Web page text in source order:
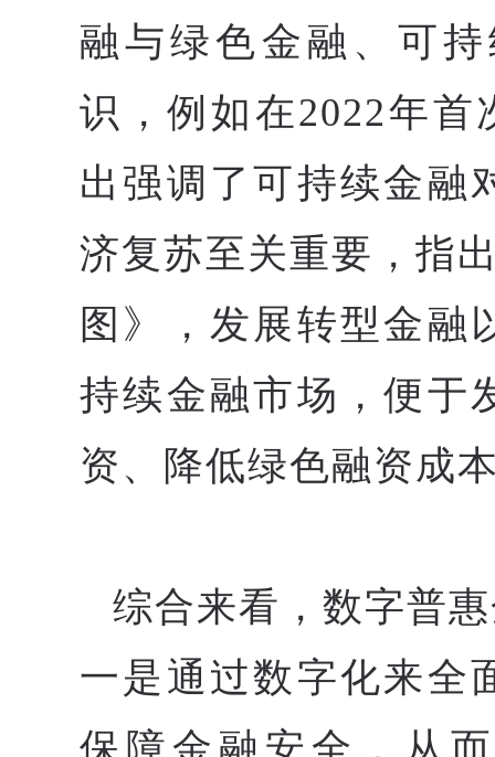
融与绿色金融、可
识，例如在2022年
出强调了可持续金融
济复苏至关重要，指
图》，发展转型金融
持续金融市场，便于
资、降低绿色融资成
综合来看，数字普
一是通过数字化来全